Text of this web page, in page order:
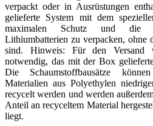
verpackt oder in Ausrüstungen
gelieferte System mit dem
maximalen Schutz und die
Lithiumbatterien zu verpacken, ohne
sind. Hinweis: Für den Versand
notwendig, das mit der Box
Die Schaumstoffbausätze
Materialien aus Polyethylen
recycelt werden und werden
Anteil an recyceltem Material
liegt.